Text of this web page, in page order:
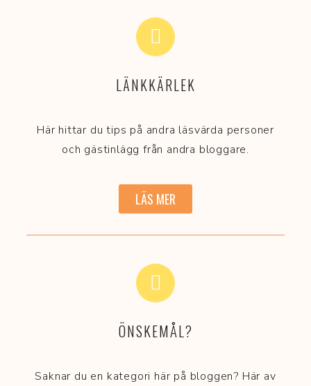
LÄNKKÄRLEK
Här hittar du tips på andra läsvärda personer
och gästinlägg från andra bloggare.
LÄS MER
ÖNSKEMÅL?
Saknar du en kategori här på bloggen? Här av